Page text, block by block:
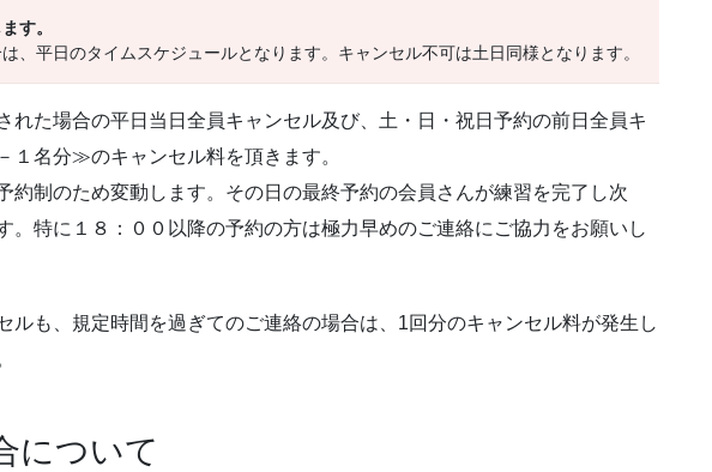
す。
平日のタイムスケジュールとなります。キャンセル不可は土日同様となります。
れた場合の平日当日全員キャンセル及び、土・日・祝日予約の前日全員キ
１名分≫のキャンセル料を頂きます。
約制のため変動します。その日の最終予約の会員さんが練習を完了し次
。特に１８：００以降の予約の方は極力早めのご連絡にご協力をお願いし
ルも、規定時間を過ぎてのご連絡の場合は、1回分のキャンセル料が発生し
について